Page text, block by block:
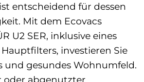
entscheidend für dessen
Mit dem Ecovacs
U2 SER, inklusive eines
investieren Sie
und gesundes Wohnumfeld.
oder abgenutzter